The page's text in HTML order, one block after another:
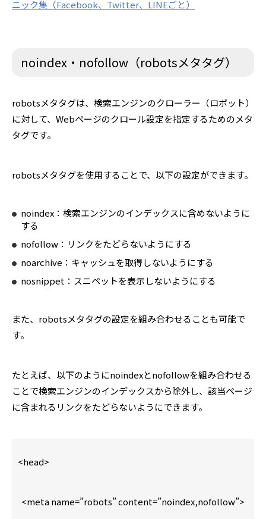
ニック集（Facebook、Twitter、LINEごと）
noindex・nofollow（robotsメタタグ）
robotsメタタグは、検索エンジンのクローラー（ロボット）
に対して、Webページのクロール設定を指定するためのメタ
タグです。
robotsメタタグを使用することで、以下の設定ができます。
noindex：検索エンジンのインデックスに含めないように
する
nofollow：リンクをたどらないようにする
noarchive：キャッシュを取得しないようにする
nosnippet：スニペットを表示しないようにする
また、robotsメタタグの設定を組み合わせることも可能で
す。
たとえば、以下のようにnoindexとnofollowを組み合わせる
ことで検索エンジンのインデックスから除外し、該当ページ
に含まれるリンクをたどらないようにできます。
<head>
<meta name=”robots” content=”noindex,nofollow”>